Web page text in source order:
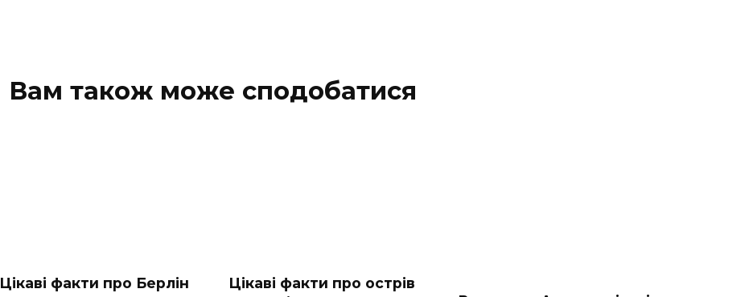
Вам також може сподобатися
Цікаві факти про Берлін
Цікаві факти про острів